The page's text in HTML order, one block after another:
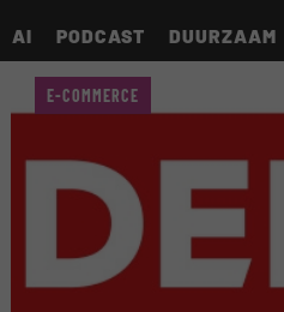
AI PODCAST DUURZAAM
E-COMMERCE